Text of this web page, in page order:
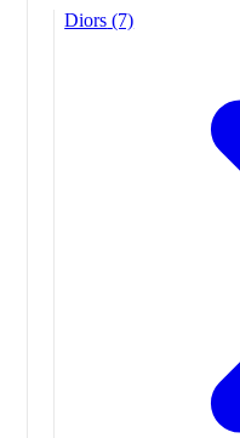
Diors (7)